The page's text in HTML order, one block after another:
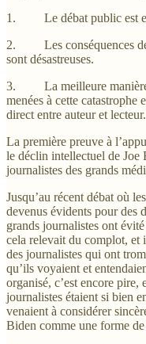
1. Le débat public est
2. Les conséquences de
sont désastreuses.
3. La meilleure manière
menées à cette catastrophe
direct entre auteur et lecteur.
La première preuve à
le déclin intellectuel de Joe
journalistes des grands
Jusqu’au récent débat où
devenus évidents pour des
grands journalistes ont
cela relevait du complot, et
des journalistes qui ont
qu’ils voyaient et
organisé, c’est encore
journalistes étaient si bien
venaient à considérer
Biden comme une forme